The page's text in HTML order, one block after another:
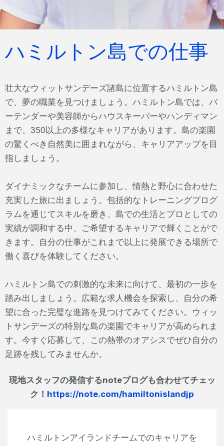
ハミルトン島での仕事
壮大なウィットサンデーズ諸島に位置するハミルトン島
で、夢の職業を見つけましょう。ハミルトン島では、バ
ーテンダーや美容師からハウスキーパーやハンディマン
まで、350以上の多様なキャリアがあります。島の楽園
の驚くべき自然美に囲まれながら、キャリアアップを目
指しましょう。
ダイナミックなチームに参加し、情熱と野心に合わせた
充実した旅に出ましょう。包括的なトレーニングプログ
ラムを通じてスキルを磨き、島での生活とプロとしての
実績が調和する中、ご希望するキャリアで輝くことがで
きます。自分の仕事がこれまで以上に発展できる場所で
働く喜びを体験してください。
ハミルトン島での刺激的な未来に向けて、最初の一歩を
踏み出しましょう。広範な求人機会を探索し、自分の希
望に合った完璧な進路を見つけてみてください。ウィッ
トサンデーズの特別な島の楽園でキャリアが高められま
す。今すぐ応募して、この熱帯のオアシスでぜひ自分の
足跡を残してみませんか。
現地スタッフの発信するnoteブログも合わせてチェッ
ク！ https://note.com/hamiltonislandjp
ハミルトンアイランドチームでのキャリアを